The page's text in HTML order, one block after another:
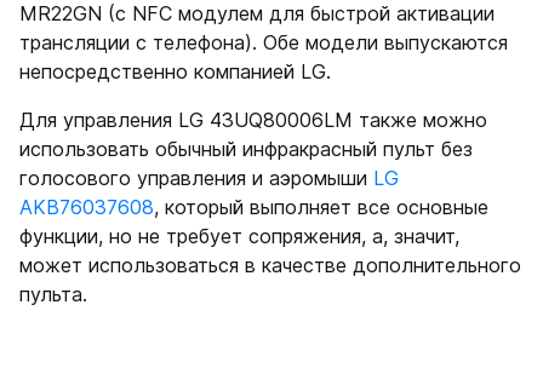
MR22GN (с NFC модулем для быстрой активации
трансляции с телефона). Обе модели выпускаются
непосредственно компанией LG.
Для управления LG 43UQ80006LM также можно
использовать обычный инфракрасный пульт без
голосового управления и аэромыши LG
AKB76037608, который выполняет все основные
функции, но не требует сопряжения, а, значит,
может использоваться в качестве дополнительного
пульта.